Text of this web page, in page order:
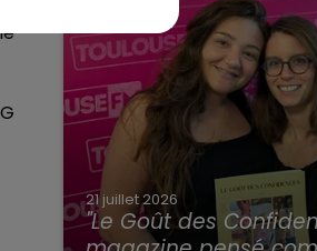
21 juillet 2026
"Le Goût des